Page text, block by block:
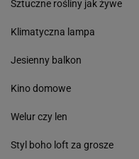
Sztuczne rośliny jak żywe
Klimatyczna lampa
Jesienny balkon
Kino domowe
Welur czy len
Styl boho loft za grosze